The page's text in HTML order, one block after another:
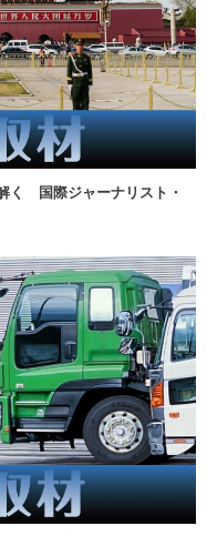
く 国際ジャーナリスト・